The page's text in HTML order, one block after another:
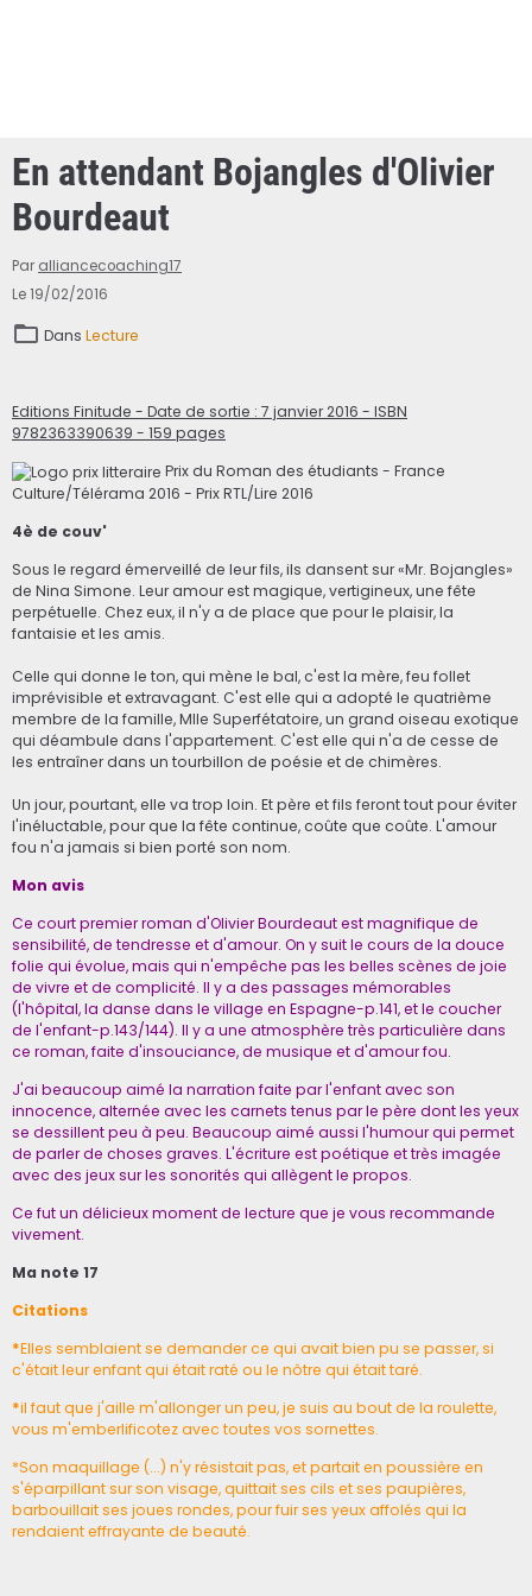
En attendant Bojangles d'Olivier
Bourdeaut
Par alliancecoaching17
Le 19/02/2016
Dans Lecture
Editions Finitude - Date de sortie : 7 janvier 2016 - ISBN
9782363390639 - 159 pages
Prix du Roman des étudiants - France
Culture/Télérama 2016 - Prix RTL/Lire 2016
4è de couv'
Sous le regard émerveillé de leur fils, ils dansent sur «Mr. Bojangles»
de Nina Simone. Leur amour est magique, vertigineux, une fête
perpétuelle. Chez eux, il n'y a de place que pour le plaisir, la
fantaisie et les amis.
Celle qui donne le ton, qui mène le bal, c'est la mère, feu follet
imprévisible et extravagant. C'est elle qui a adopté le quatrième
membre de la famille, Mlle Superfétatoire, un grand oiseau exotique
qui déambule dans l'appartement. C'est elle qui n'a de cesse de
les entraîner dans un tourbillon de poésie et de chimères.
Un jour, pourtant, elle va trop loin. Et père et fils feront tout pour éviter
l'inéluctable, pour que la fête continue, coûte que coûte. L'amour
fou n'a jamais si bien porté son nom.
Mon avis
Ce court premier roman d'Olivier Bourdeaut est magnifique de
sensibilité, de tendresse et d'amour. On y suit le cours de la douce
folie qui évolue, mais qui n'empêche pas les belles scènes de joie
de vivre et de complicité. Il y a des passages mémorables
(l'hôpital, la danse dans le village en Espagne-p.141, et le coucher
de l'enfant-p.143/144). Il y a une atmosphère très particulière dans
ce roman, faite d'insouciance, de musique et d'amour fou.
J'ai beaucoup aimé la narration faite par l'enfant avec son
innocence, alternée avec les carnets tenus par le père dont les yeux
se dessillent peu à peu. Beaucoup aimé aussi l'humour qui permet
de parler de choses graves. L'écriture est poétique et très imagée
avec des jeux sur les sonorités qui allègent le propos.
Ce fut un délicieux moment de lecture que je vous recommande
vivement.
Ma note 17
Citations
*Elles semblaient se demander ce qui avait bien pu se passer, si
c'était leur enfant qui était raté ou le nôtre qui était taré.
*il faut que j'aille m'allonger un peu, je suis au bout de la roulette,
vous m'emberlificotez avec toutes vos sornettes.
*Son maquillage (...) n'y résistait pas, et partait en poussière en
s'éparpillant sur son visage, quittait ses cils et ses paupières,
barbouillait ses joues rondes, pour fuir ses yeux affolés qui la
rendaient effrayante de beauté.